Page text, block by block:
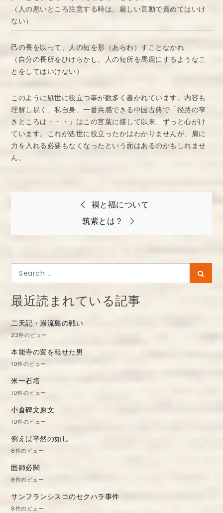
（人の悪いところ注意する時は、厳しい言動で責めてはいけ
ない）
己の長を以って、人の短を形（あらわ）すことなかれ
（自分の長所をひけらかし、人の短所を馬鹿にするようなこ
とをしてはいけない）
このように処世に役立つ事が数多く書かれています。内容も
理解し易く、私自身、一番共感できる中国古典で「径路の窄
きところは・・・」はこの言葉に接して以来、ずっと心がけ
ています。これが処世に役立ったかはわかりませんが、肩に
力を入れる必要もなくなったという面はあるのかもしれませ
ん。
ナ
ゲ
ー
シ
ョ
ン
禍と福について
筑紫とは？
Search
for:
最近読まれている記事
二天記・巌流島の戦い
22件のビュー
本能寺の変を報せた男
10件のビュー
米一石塔
10件のビュー
小倉碑文原文
10件のビュー
例えば卒然の如し
8件のビュー
囲師必闕
8件のビュー
サンフランシスコのセクハラ事件
8件のビュー